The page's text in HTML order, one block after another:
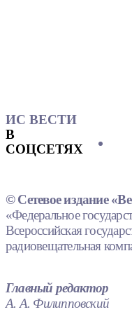
ИС ВЕСТИ
В
СОЦСЕТЯХ
© Сетевое издание
«Федеральное
Всероссийская
радиовещательная
Главный редактор
А. А. Филипповский